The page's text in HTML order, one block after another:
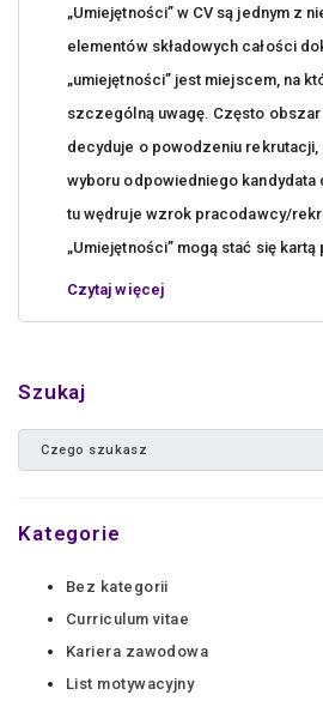
„Umiejętności” w CV są jednym z
elementów składowych całości
„umiejętności” jest miejscem, na
szczególną uwagę. Często obszar
decyduje o powodzeniu rekrutacji,
wyboru odpowiedniego kandydata
tu wędruje wzrok pracodawcy/
„Umiejętności” mogą stać się
Czytaj więcej
Szukaj
Kategorie
Bez kategorii
Curriculum vitae
Kariera zawodowa
List motywacyjny